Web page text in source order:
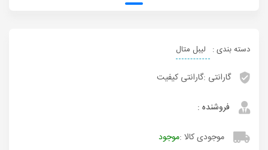
دسته بندی : لیبل متال
گارانتی :گارانتی کیفیت
فروشنده :
موجودی کالا :موجود